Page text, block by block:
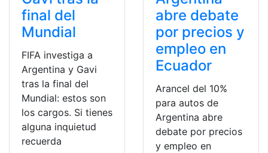
final del
Mundial
FIFA investiga a
Argentina y Gavi
tras la final del
Mundial: estos son
los cargos. Si tienes
alguna inquietud
recuerda
abre debate
por precios y
empleo en
Ecuador
Arancel del 10%
para autos de
Argentina abre
debate por precios
y empleo en